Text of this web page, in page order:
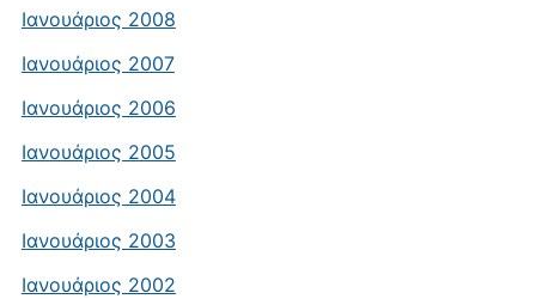
Ιανουάριος 2008
Ιανουάριος 2007
Ιανουάριος 2006
Ιανουάριος 2005
Ιανουάριος 2004
Ιανουάριος 2003
Ιανουάριος 2002